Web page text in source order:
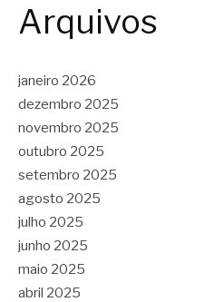
Arquivos
janeiro 2026
dezembro 2025
novembro 2025
outubro 2025
setembro 2025
agosto 2025
julho 2025
junho 2025
maio 2025
abril 2025